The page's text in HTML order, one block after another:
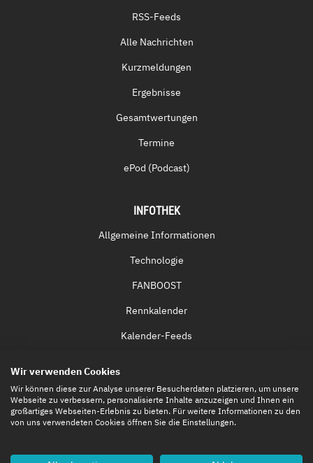
RSS-Feeds
Alle Nachrichten
Kurzmeldungen
Ergebnisse
Gesamtwertungen
Termine
ePod (Podcast)
INFOTHEK
Allgemeine Informationen
Technologie
FANBOOST
Rennkalender
Kalender-Feeds
Eintrittskarten
Wir verwenden Cookies
Wir können diese zur Analyse unserer Besucherdaten platzieren, um unsere
Webseite zu verbessern, personalisierte Inhalte anzuzeigen und Ihnen ein
großartiges Webseiten-Erlebnis zu bieten. Für weitere Informationen zu den
von uns verwendeten Cookies öffnen Sie die Einstellungen.